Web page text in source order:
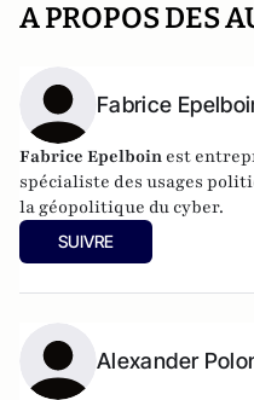
A PROPOS DES
Fabrice
Fabrice Epelboin est
spécialiste des usages
la géopolitique du cyber.
SUIVRE
Alexander